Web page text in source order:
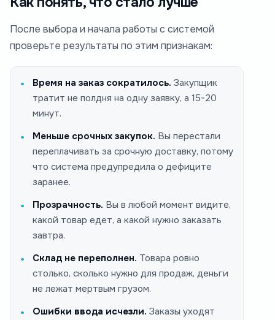
После выбора и начала работы с системой
проверьте результаты по этим признакам:
Время на заказ сократилось. Закупщик
тратит не полдня на одну заявку, а 15-20
минут.
Меньше срочных закупок. Вы перестали
переплачивать за срочную доставку, потому
что система предупредила о дефиците
заранее.
Прозрачность. Вы в любой момент видите,
какой товар едет, а какой нужно заказать
завтра.
Склад не переполнен. Товара ровно
столько, сколько нужно для продаж, деньги
не лежат мертвым грузом.
Ошибки ввода исчезли. Заказы уходят